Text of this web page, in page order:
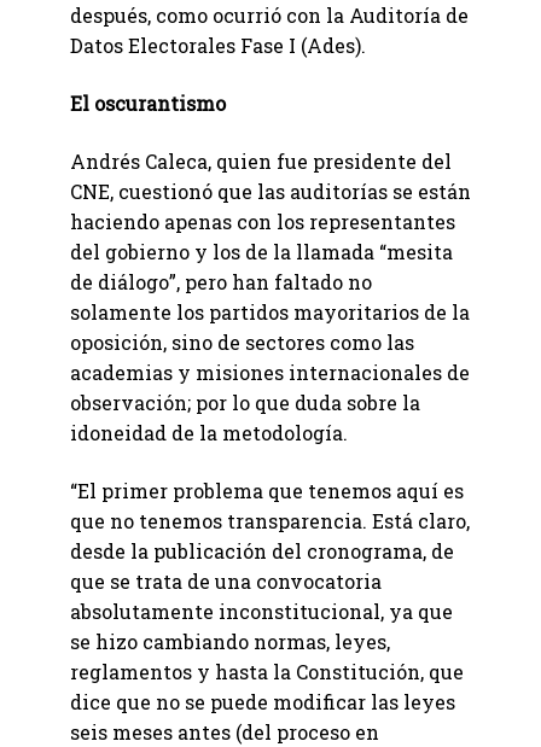
después, como ocurrió con la Auditoría de
Datos Electorales Fase I (Ades).
El oscurantismo
Andrés Caleca, quien fue presidente del
CNE, cuestionó que las auditorías se están
haciendo apenas con los representantes
del gobierno y los de la llamada “mesita
de diálogo”, pero han faltado no
solamente los partidos mayoritarios de la
oposición, sino de sectores como las
academias y misiones internacionales de
observación; por lo que duda sobre la
idoneidad de la metodología.
“El primer problema que tenemos aquí es
que no tenemos transparencia. Está claro,
desde la publicación del cronograma, de
que se trata de una convocatoria
absolutamente inconstitucional, ya que
se hizo cambiando normas, leyes,
reglamentos y hasta la Constitución, que
dice que no se puede modificar las leyes
seis meses antes (del proceso en